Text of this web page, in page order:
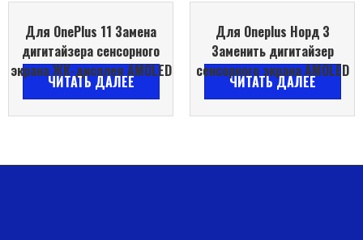
Для OnePlus 11 Замена
дигитайзера сенсорного
экрана ЖК-дисплея AMOLED
ЧИТАТЬ ДАЛЕЕ
Для Oneplus Норд 3
Заменить дигитайзер
сенсорного экрана AMOLED
ЧИТАТЬ ДАЛЕЕ